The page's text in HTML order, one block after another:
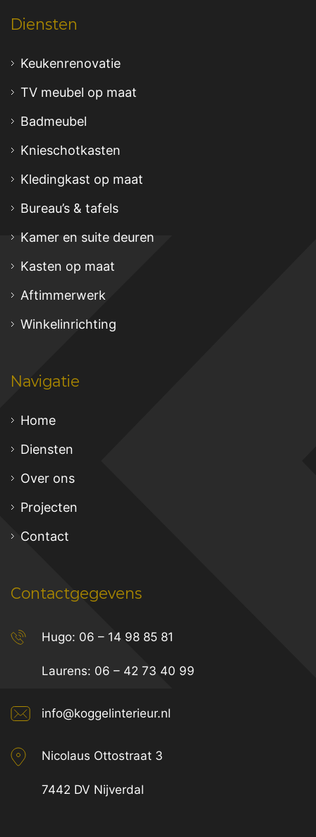
Diensten
Keukenrenovatie
TV meubel op maat
Badmeubel
Knieschotkasten
Kledingkast op maat
Bureau’s & tafels
Kamer en suite deuren
Kasten op maat
Aftimmerwerk
Winkelinrichting
Navigatie
Home
Diensten
Over ons
Projecten
Contact
Contactgegevens
Hugo: 06 – 14 98 85 81
Laurens: 06 – 42 73 40 99
info@koggelinterieur.nl
Nicolaus Ottostraat 3
7442 DV Nijverdal